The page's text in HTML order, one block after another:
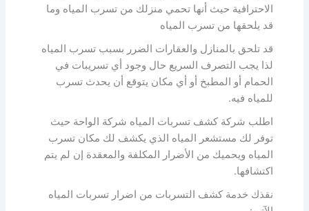
الاحترافية حيث أنها تحمي منزلك من تسرب المياه وما
قد يلحقها من تسرب المياه
قد تلحق بالمنازل والعقارات الضرر بسبب تسرب المياه
لذا يجب التصرف السريع حال وجود أي تسريبات في
الحمام أو المطبخ أو أي مكان يتوقع أن يحدث تسرب
للمياه فيه.
اطلب شركة كشف تسربات المياه شركة الواحة حيث
توفر لك مستشعر المياه الذي يكشف لك مكان تسرب
المياه ويحميك من الأضرار المكلفة والمعقدة إن لم يتم
اكتشافها.
نقذك خدمة كشف التسربات من اضرار تسربات المياه